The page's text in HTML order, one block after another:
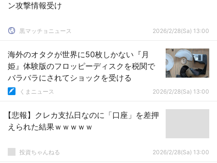
ン攻撃情報受け
黒マッチョニュース 2026/2/28(Sa) 13:00
海外のオタクが世界に50枚しかない『月
姫』体験版のフロッピーディスクを税関で
バラバラにされてショックを受ける
くまニュース 2026/2/28(Sa) 13:00
【悲報】クレカ支払日なのに「口座」を差押
えられた結果ｗｗｗｗｗ
投資ちゃんねる 2026/2/28(Sa) 13:00